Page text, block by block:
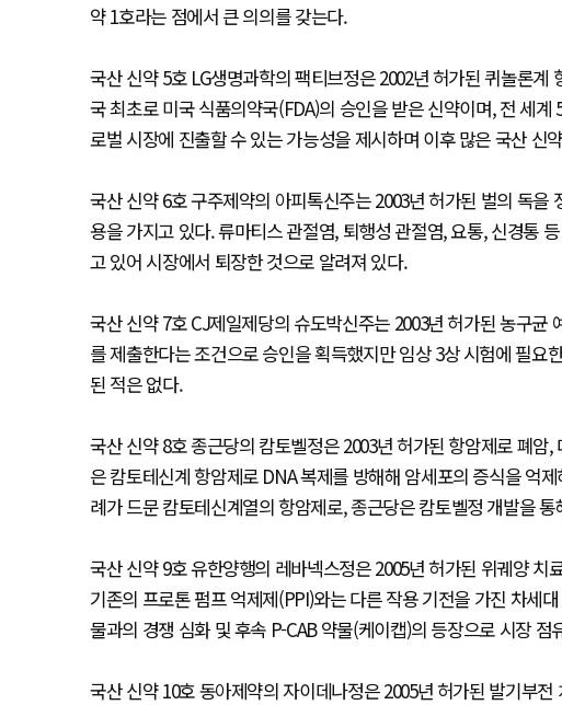
약 1호라는 점에서 큰 의의를 갖는다.
국산 신약 5호 LG생명과학의 팩티브정은 2002년 허가된 퀴놀론
국 최초로 미국 식품의약국(FDA)의 승인을 받은 신약이며, 전 세
로벌 시장에 진출할 수 있는 가능성을 제시하며 이후 많은 국산 신
국산 신약 6호 구주제약의 아피톡신주는 2003년 허가된 벌의 독
용을 가지고 있다. 류마티스 관절염, 퇴행성 관절염, 요통, 신경통
고 있어 시장에서 퇴장한 것으로 알려져 있다.
국산 신약 7호 CJ제일제당의 슈도박신주는 2003년 허가된 농구
를 제출한다는 조건으로 승인을 획득했지만 임상 3상 시험에 필
된 적은 없다.
국산 신약 8호 종근당의 캄토벨정은 2003년 허가된 항암제로 폐
은 캄토테신계 항암제로 DNA 복제를 방해해 암세포의 증식을 억
례가 드문 캄토테신계열의 항암제로, 종근당은 캄토벨정 개발을
국산 신약 9호 유한양행의 레바넥스정은 2005년 허가된 위궤양
기존의 프로톤 펌프 억제제(PPI)와는 다른 작용 기전을 가진 차세
물과의 경쟁 심화 및 후속 P-CAB 약물(케이캡)의 등장으로 시장
국산 신약 10호 동아제약의 자이데나정은 2005년 허가된 발기부